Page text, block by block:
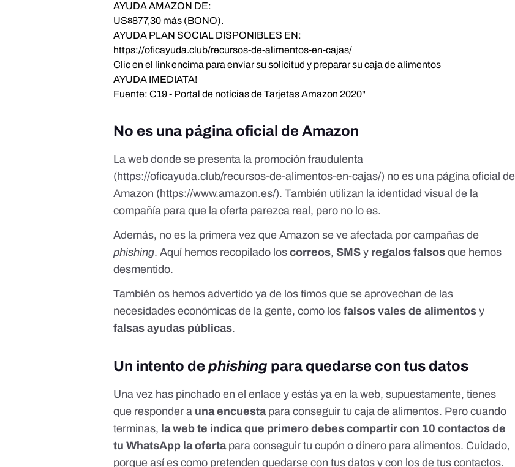
AYUDA AMAZON DE:
US$877,30 más (BONO).
AYUDA PLAN SOCIAL DISPONIBLES EN:
https://oficayuda.club/recursos-de-alimentos-en-cajas/
Clic en el link encima para enviar su solicitud y preparar su caja de alimentos
AYUDA IMEDIATA!
Fuente: C19 - Portal de notícias de Tarjetas Amazon 2020"
No es una página oficial de Amazon
La web donde se presenta la promoción fraudulenta
(https://oficayuda.club/recursos-de-alimentos-en-cajas/) no es una página oficial de
Amazon (https://www.amazon.es/). También utilizan la identidad visual de la
compañía para que la oferta parezca real, pero no lo es.
Además, no es la primera vez que Amazon se ve afectada por campañas de
phishing.Aquíhemos recopilado loscorreos,SMS y regalos falsos que hemos
desmentido.
Tambiénos hemos advertido ya de los timos que se aprovechan de las
necesidades económicas de la gente, como losfalsos vales de alimentosy
falsas ayudas públicas.
Un intento dephishing para quedarse con tus datos
Una vez has pinchado en el enlace y estás ya en la web, supuestamente, tienes
que responder a una encuestapara conseguir tu caja de alimentos. Pero cuando
terminas, la web te indica que primero debes compartir con 10 contactos de
tu WhatsApp la ofertapara conseguir tu cupón o dinero para alimentos. Cuidado,
porque así es como pretenden quedarse con tus datos y con los de tus contactos.